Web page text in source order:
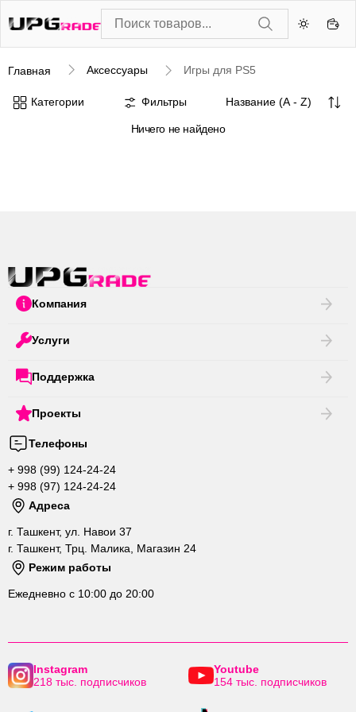
Главная Аксессуары Игры для PS5
Категории Фильтры
Ничего не найдено
Компания
Услуги
Поддержка
Проекты
Телефоны
+ 998 (99) 124-24-24
+ 998 (97) 124-24-24
Адреса
г. Ташкент, ул. Навои 37
г. Ташкент, Трц. Малика, Магазин 24
Режим работы
Ежедневно с 10:00 до 20:00
Instagram
218 тыс. подписчиков
Youtube
154 тыс. подписчиков